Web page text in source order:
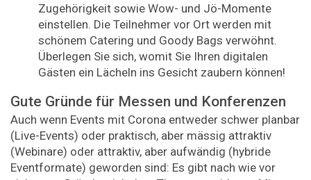
Zugehörigkeit sowie Wow- und Jö-Momente
einstellen. Die Teilnehmer vor Ort werden mit
schönem Catering und Goody Bags verwöhnt.
Überlegen Sie sich, womit Sie Ihren digitalen
Gästen ein Lächeln ins Gesicht zaubern können!
Gute Gründe für Messen und Konferenzen
Auch wenn Events mit Corona entweder schwer planbar
(Live-Events) oder praktisch, aber mässig attraktiv
(Webinare) oder attraktiv, aber aufwändig (hybride
Eventformate) geworden sind: Es gibt nach wie vor